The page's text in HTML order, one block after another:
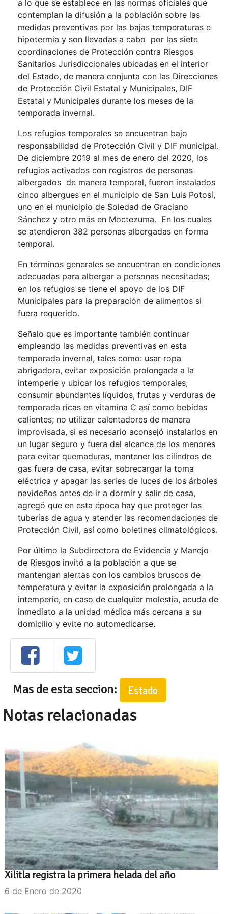
a lo que se establece en las normas oficiales que
contemplan la difusión a la población sobre las
medidas preventivas por las bajas temperaturas e
hipotermia y son llevadas a cabo por las siete
coordinaciones de Protección contra Riesgos
Sanitarios Jurisdiccionales ubicadas en el interior
del Estado, de manera conjunta con las Direcciones
de Protección Civil Estatal y Municipales, DIF
Estatal y Municipales durante los meses de la
temporada invernal.
Los refugios temporales se encuentran bajo
responsabilidad de Protección Civil y DIF municipal.
De diciembre 2019 al mes de enero del 2020, los
refugios activados con registros de personas
albergados de manera temporal, fueron instalados
cinco albergues en el municipio de San Luis Potosí,
uno en el municipio de Soledad de Graciano
Sánchez y otro más en Moctezuma. En los cuales
se atendieron 382 personas albergadas en forma
temporal.
En términos generales se encuentran en condiciones
adecuadas para albergar a personas necesitadas;
en los refugios se tiene el apoyo de los DIF
Municipales para la preparación de alimentos si
fuera requerido.
Señalo que es importante también continuar
empleando las medidas preventivas en esta
temporada invernal, tales como: usar ropa
abrigadora, evitar exposición prolongada a la
intemperie y ubicar los refugios temporales;
consumir abundantes líquidos, frutas y verduras de
temporada ricas en vitamina C así como bebidas
calientes; no utilizar calentadores de manera
improvisada, si es necesario aconsejó instalarlos en
un lugar seguro y fuera del alcance de los menores
para evitar quemaduras, mantener los cilindros de
gas fuera de casa, evitar sobrecargar la toma
eléctrica y apagar las series de luces de los árboles
navideños antes de ir a dormir y salir de casa,
agregó que en esta época hay que proteger las
tuberías de agua y atender las recomendaciones de
Protección Civil, así como boletines climatológicos.
Por último la Subdirectora de Evidencia y Manejo
de Riesgos invitó a la población a que se
mantengan alertas con los cambios bruscos de
temperatura y evitar la exposición prolongada a la
intemperie, en caso de cualquier molestia, acuda de
inmediato a la unidad médica más cercana a su
domicilio y evite no automedicarse.
Mas de esta seccion: Estado
Notas relacionadas
Xilitla registra la primera helada del año
6 de Enero de 2020